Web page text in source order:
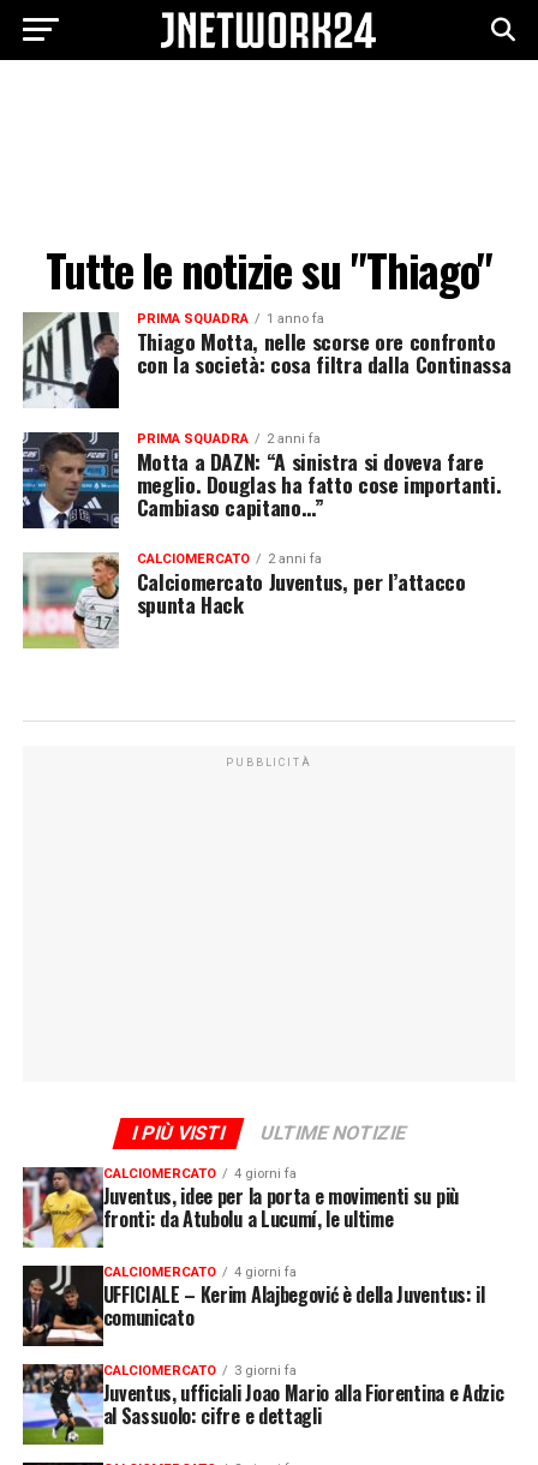
Tutte le notizie su "Thiago"
PRIMA SQUADRA 1 anno fa
Thiago Motta, nelle scorse ore confronto
con la società: cosa filtra dalla Continassa
PRIMA SQUADRA 2 anni fa
Motta a DAZN: “A sinistra si doveva fare
meglio. Douglas ha fatto cose importanti.
Cambiaso capitano…”
CALCIOMERCATO 2 anni fa
Calciomercato Juventus, per l’attacco
spunta Hack
PUBBLICITÀ
I PIÙ VISTI ULTIME NOTIZIE
CALCIOMERCATO 4 giorni fa
Juventus, idee per la porta e movimenti su più
fronti: da Atubolu a Lucumí, le ultime
CALCIOMERCATO 4 giorni fa
UFFICIALE – Kerim Alajbegović è della Juventus: il
comunicato
CALCIOMERCATO 3 giorni fa
Juventus, ufficiali Joao Mario alla Fiorentina e Adzic
al Sassuolo: cifre e dettagli